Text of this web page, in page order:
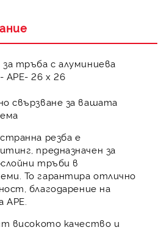
тръба с алуминиева
APE- 26 х 26
свързване за вашата
резба е
, предназначен за
тръби в
То гарантираотлично
, благодарение на
високото качество и